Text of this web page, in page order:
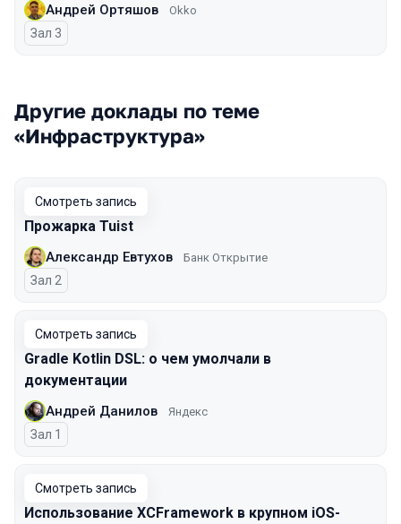
Андрей Ортяшов Okko
Зал 3
Другие доклады по теме
«Инфраструктура»
Смотреть запись
Прожарка Tuist
Александр Евтухов Банк Открытие
Зал 2
Смотреть запись
Gradle Kotlin DSL: о чем умолчали в
документации
Андрей Данилов Яндекс
Зал 1
Смотреть запись
Использование XCFramework в крупном iOS-